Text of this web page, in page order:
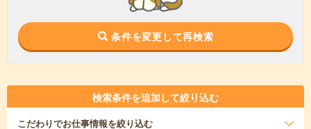
条件を変更して再検索
検索条件を追加して絞り込む
こだわりでお仕事情報を絞り込む